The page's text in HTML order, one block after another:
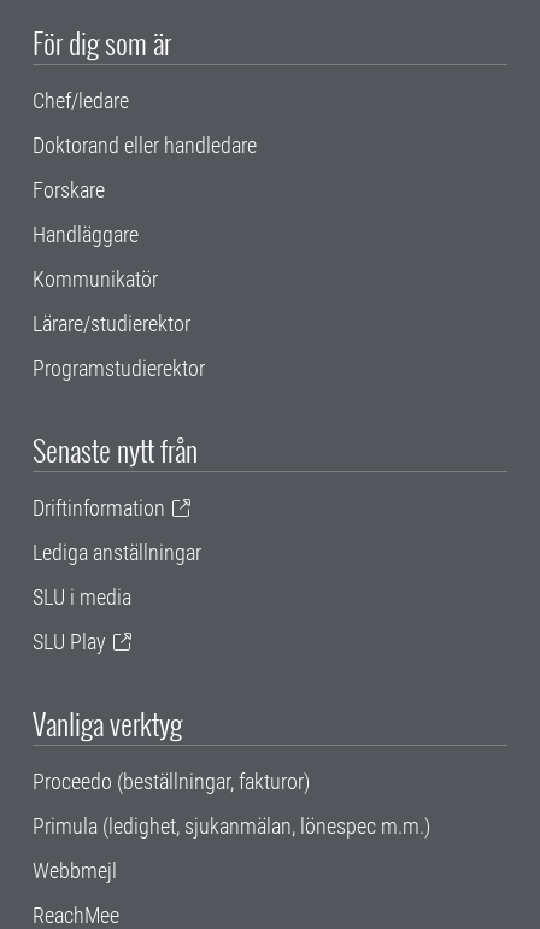
För dig som är
Chef/ledare
Doktorand eller handledare
Forskare
Handläggare
Kommunikatör
Lärare/studierektor
Programstudierektor
Senaste nytt från
Driftinformation
Lediga anställningar
SLU i media
SLU Play
Vanliga verktyg
Proceedo (beställningar, fakturor)
Primula (ledighet, sjukanmälan, lönespec m.m.)
Webbmejl
ReachMee